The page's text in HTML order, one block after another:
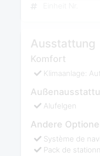
Ausstattung
Komfort
Klimaanlage:
Alufelgen
Andere
Système de
Pack de